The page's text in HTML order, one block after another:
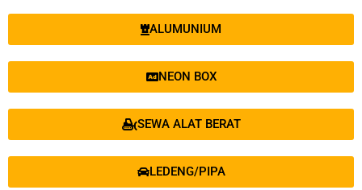
ALUMUNIUM
NEON BOX
SEWA ALAT BERAT
LEDENG/PIPA